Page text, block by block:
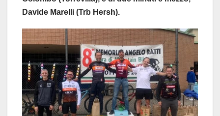
Davide Marelli (Trb Hersh).